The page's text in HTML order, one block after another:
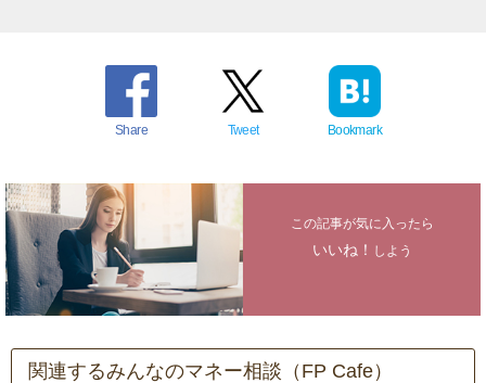
Share Tweet Bookmark
この記事が気に入ったら
いいね！ しよう
関連するみんなのマネー相談（FP Cafe）